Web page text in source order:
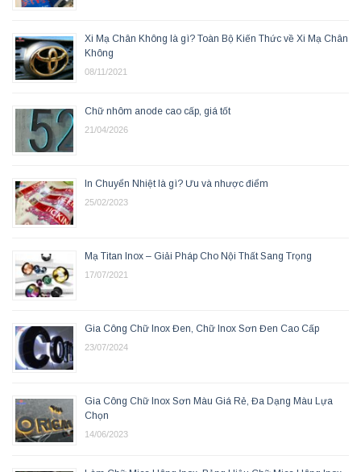
Xi Mạ Chân Không là gì? Toàn Bộ Kiến Thức về Xi Mạ Chân
Không
08/11/2021
Chữ nhôm anode cao cấp, giá tốt
21/04/2026
In Chuyển Nhiệt là gì? Ưu và nhược điểm
25/02/2023
Mạ Titan Inox – Giải Pháp Cho Nội Thất Sang Trọng
17/07/2021
Gia Công Chữ Inox Đen, Chữ Inox Sơn Đen Cao Cấp
23/07/2024
Gia Công Chữ Inox Sơn Màu Giá Rẻ, Đa Dạng Màu Lựa
Chọn
14/06/2023